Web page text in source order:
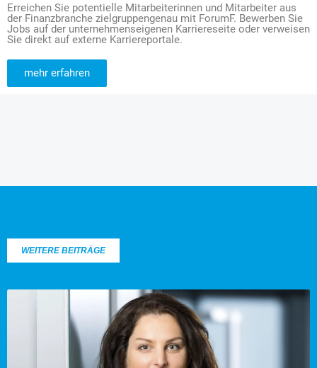
Erreichen Sie potentielle Mitarbeiterinnen und Mitarbeiter aus
der Finanzbranche zielgruppengenau mit ForumF. Bewerben Sie
Jobs auf der unternehmenseigenen Karriereseite oder verweisen
Sie direkt auf externe Karriereportale.
mehr erfahren
WEITERE BEITRÄGE